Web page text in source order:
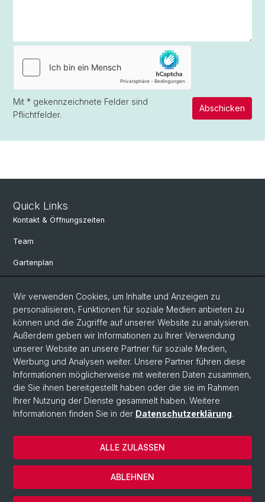
Mit * gekennzeichnete Felder sind
Pflichtfelder.
Abschicken
Quick Links
Kontakt & Öffnungszeiten
Team
Gartenplan
Herbarien Basel
Links
Spenden
Social Media
Instagram
Wir verwenden Cookies, um Inhalte und Anzeigen zu
personalisieren, Funktionen für soziale Medien anbieten zu
können und die Zugriffe auf unserer Website zu analysieren.
Außerdem geben wir Informationen zu Ihrer Verwendung
unserer Website an unsere Partner für soziale Medien,
Werbung und Analysen weiter. Unsere Partner führen diese
Informationen möglicherweise mit weiteren Daten zusammen,
die Sie ihnen bereitgestellt haben oder die sie im Rahmen
Ihrer Nutzung der Dienste gesammelt haben. Weitere
Informationen finden Sie in der Datenschutzerklärung.
ABLEHNEN
ALLE ZULASSEN